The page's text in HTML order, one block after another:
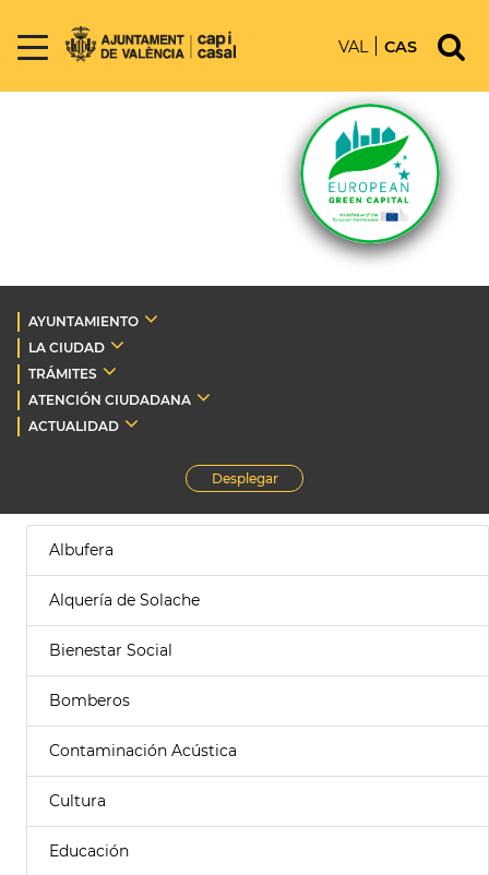
VAL CAS
AYUNTAMIENTO
LA CIUDAD
TRÁMITES
ATENCIÓN CIUDADANA
ACTUALIDAD
Desplegar
Albufera
Alquería de Solache
Bienestar Social
Bomberos
Contaminación Acústica
Cultura
Educación